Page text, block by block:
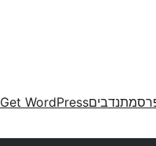
מתנדביםGet WordPress